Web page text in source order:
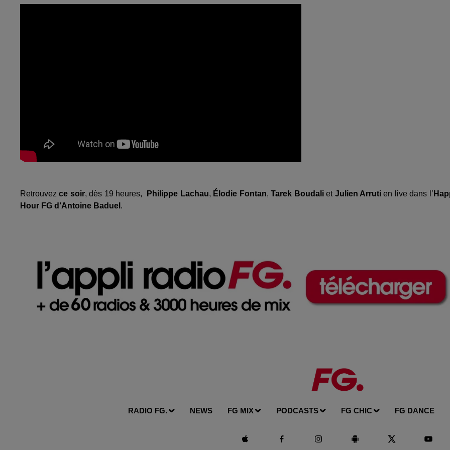
Retrouvezce soir, dès 19 heures, Philippe Lachau, Élodie Fontan,Tarek Boudaliet Julien Arruti en live dans l’
Hour FG d’Antoine Baduel .
RADIO FG. NEWS FG MIX PODCASTS FG CHIC FG DANCE